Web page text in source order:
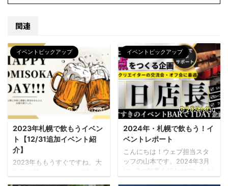
関連
イベントピックアップ
2022/12/31
2023年札幌で飲もうイベン
ト【12/31追加イベント紹
介】
2023年ももうすぐですね。大
イベントピックアップ
2024/3/30
2024年・札幌で飲もう！イ
ベントレポート
こんにちは！ウェブ担当スタ
ッフの山本です。2024年3月
に、2つ幹事を行わせていただ